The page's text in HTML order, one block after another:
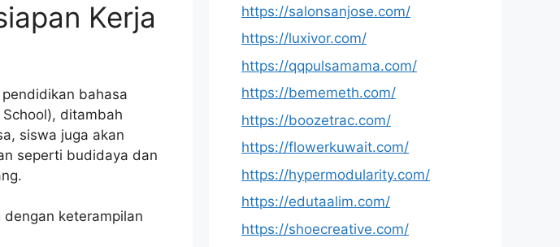
Kerja
bahasa
ditambah
siswa juga akan
seperti budidaya dan
keterampilan
https://salonsanjose.com/
https://luxivor.com/
https://qqpulsamama.com/
https://bememeth.com/
https://boozetrac.com/
https://flowerkuwait.com/
https://hypermodularity.com/
https://edutaalim.com/
https://shoecreative.com/